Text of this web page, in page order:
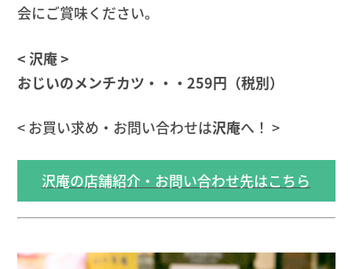
会にご賞味ください。
< 沢庵 >
おじいのメンチカツ・・・259円（税別）
< お買い求め・お問い合わせは沢庵へ！ >
沢庵の店舗紹介・お問い合わせ先はこちら